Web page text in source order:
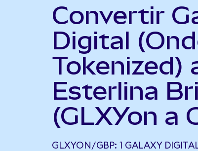
Convertir
Digital
Tokenized)
Esterlina
(GLXYon a
GLXYON/GBP: 1 GALAXY